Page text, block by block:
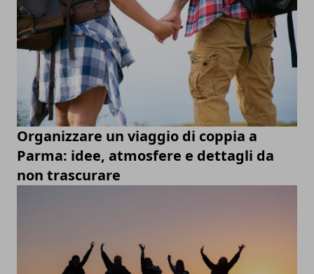
Organizzare un viaggio di coppia a
Parma: idee, atmosfere e dettagli da
non trascurare